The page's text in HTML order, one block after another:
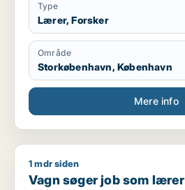
Type
Lærer, Forsker
Område
Storkøbenhavn, København
Mere info
Vagn søger job som lærer
1 mdr siden
Vagn søger job som lærer